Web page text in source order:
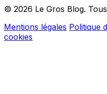
© 2026 Le Gros Blog.
Mentions légales Politique
cookies